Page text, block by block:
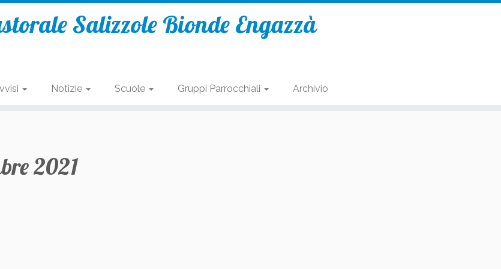
Salizzole Bionde Engazzà
Notizie Scuole Gruppi Parrocchiali Archivio
2021